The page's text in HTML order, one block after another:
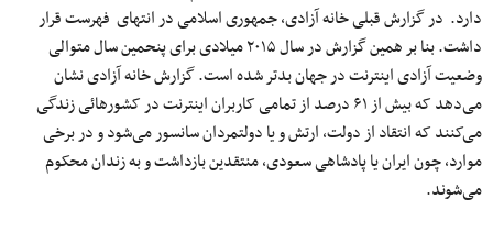
دارد. در گزارش قبلی خانه آزادی، جمهوری اسلامی در انتهای فهرست قرار
داشت. بنا بر همین گزارش در سال ۲۰۱۵ میلادی برای پنحمین سال متوالی
وضعیت آزادی اینترنت در جهان بدتر شده است. گزارش خانه آزادی نشان
می‌دهد که بیش از ۶۱ درصد از تمامی کاربران اینترنت در کشورهائی زندگی
می‌کنند که انتقاد از دولت، ارتش و یا دولتمردان سانسور می‌شود و در برخی
موارد، چون ایران یا پادشاهی سعودی، منتقدین بازداشت و به زندان محکوم
می‌شوند.